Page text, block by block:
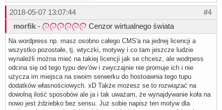
#4
2018-05-07 13:07:44
morfik - Cenzor wirtualnego świata
Na wordpress np. masz osobno całego CMS'a na jednej licencji a
wszystko pozostałe, tj. wtyczki, motywy i co tam jeszcze ludzie
wynaleźli można mieć na takiej licencji jak se chcesz, ale wodrpess
odcina się od tego typu dev'ów i zwyczajnie nie promuje ich i nie
użycza im miejsca na swoim serwerku do hostoawnia tego tupu
dodatków własnościowych. xD Także możesz se to rozwiązać na
dowolną ilość sposobów ale ja i tak uważam, że wynajdywanie koła na
nowo jest ździebko bez sensu. Już sobie napisz ten motyw dla